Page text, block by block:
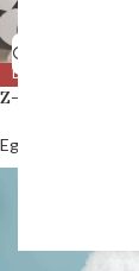
DÉSTOCKAGE
Z- 180-181-01
Eglantine Créations